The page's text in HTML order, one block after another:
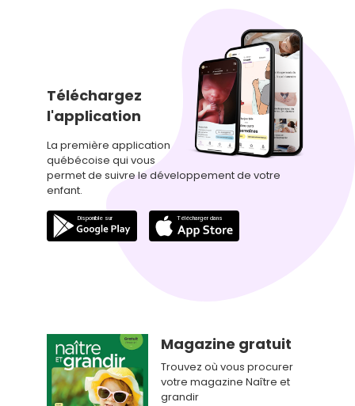
Téléchargez
l'application
La première application
québécoise qui vous
permet de suivre le développement de votre
enfant.
Magazine gratuit
Trouvez où vous procurer
votre magazine Naître et
grandir